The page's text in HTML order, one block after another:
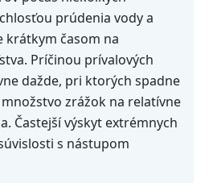
prúdenia vody a
krátkym časom na
Príčinou prívalových
dažde, pri ktorých spadne
zrážok na relatívne
Častejší výskyt extrémnych
s nástupom